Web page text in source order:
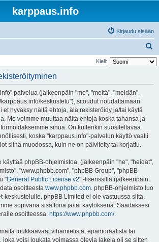
karppaus.info
Kirjaudu sisään
t
Kieli:
palvelua (jälkeenpäin "me", "meitä", "meidän",
keskustelu"), sitoudut noudattamaan
et hyväksy näitä ehtoja, älä rekisteröidy ja/tai käytä
Me voimme muuttaa näitä ehtoja koska tahansa ja
sinua. On kuitenkin suositeltavaa
koska "karppaus.info"-palvelun käyttö vaatii
siinä muodossa, kuin ne on päivitetty tai korjattu.
käyttää phpBB-ohjelmistoa, (jälkeenpäin "he", "heidät",
"www.phpbb.com", "phpBB Group", "phpBB
"General Public License v2" -lisenssillä (jälkeenpäin
osoitteesta www.phpbb.com. phpBB-ohjelmisto luo
keskustelulle. phpBB Limited ei ole vastuussa siitä,
sopivana sisältönä ja/tai käytöksenä. Saadaksesi
osoitteessa: https://www.phpbb.com/.
loukkaavaa, vihamielistä, epämoraalista tai
joka voisi loukata voimassa olevia lakeja oli se sitten